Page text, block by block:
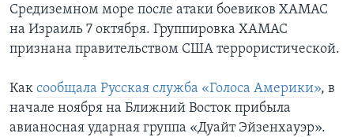
Средиземном море после атаки боевиков ХАМАС
на Израиль 7 октября. Группировка ХАМАС
признана правительством США террористической.
Как сообщала Русская служба «Голоса Америки», в
начале ноября на Ближний Восток прибыла
авианосная ударная группа «Дуайт Эйзенхауэр».